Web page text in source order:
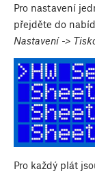
Pro nastavení
přejděte do
Nastavení ->
Pro každý plát